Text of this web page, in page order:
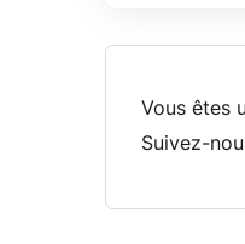
Vous êtes
Suivez-